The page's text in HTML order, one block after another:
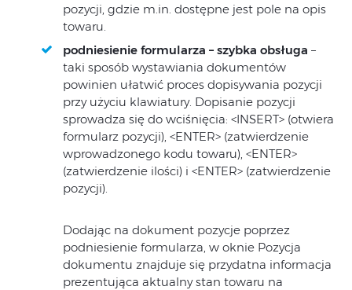
pozycji, gdzie m.in. dostępne jest pole na opis
towaru.
podniesienie formularza – szybka obsługa –
taki sposób wystawiania dokumentów
powinien ułatwić proces dopisywania pozycji
przy użyciu klawiatury. Dopisanie pozycji
sprowadza się do wciśnięcia: <INSERT> (otwiera
formularz pozycji), <ENTER> (zatwierdzenie
wprowadzonego kodu towaru), <ENTER>
(zatwierdzenie ilości) i <ENTER> (zatwierdzenie
pozycji).
Dodając na dokument pozycje poprzez
podniesienie formularza, w oknie Pozycja
dokumentu znajduje się przydatna informacja
prezentująca aktualny stan towaru na